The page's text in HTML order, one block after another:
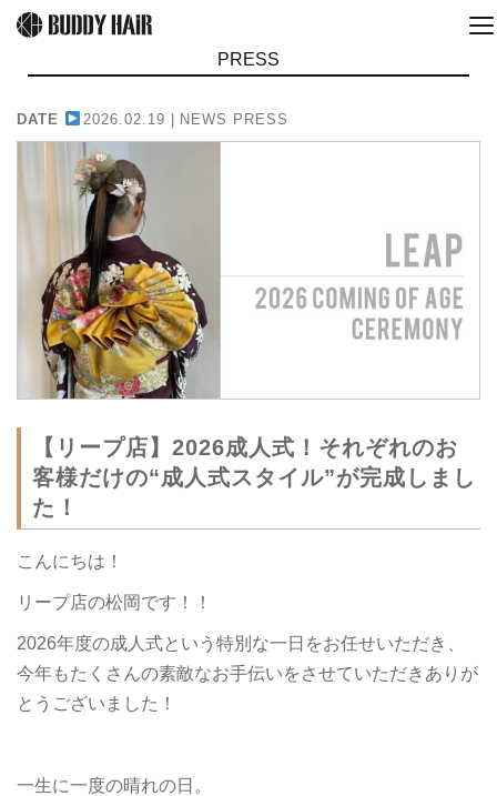
PRESS
DATE 2026.02.19 | NEWS PRESS
【リープ店】2026成人式！それぞれのお
客様だけの“成人式スタイル”が完成しまし
た！
こんにちは！
リープ店の松岡です！！
2026年度の成人式という特別な一日をお任せいただき、
今年もたくさんの素敵なお手伝いをさせていただきありが
とうございました！
一生に一度の晴れの日。